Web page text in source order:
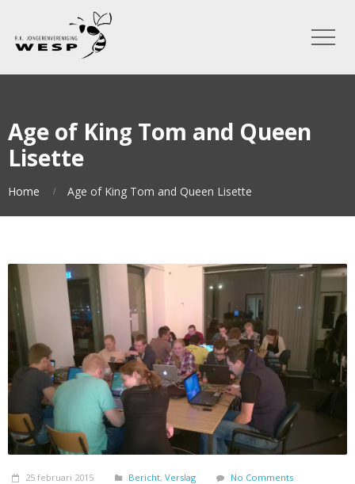
Age of King Tom and Queen
Lisette
Home Age of King Tom and Queen Lisette
25 februari 2015 Bericht, Verslag No Comments